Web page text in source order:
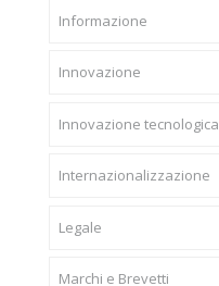
Informazione
Innovazione
Innovazione tecnologica
Internazionalizzazione
Legale
Marchi e Brevetti